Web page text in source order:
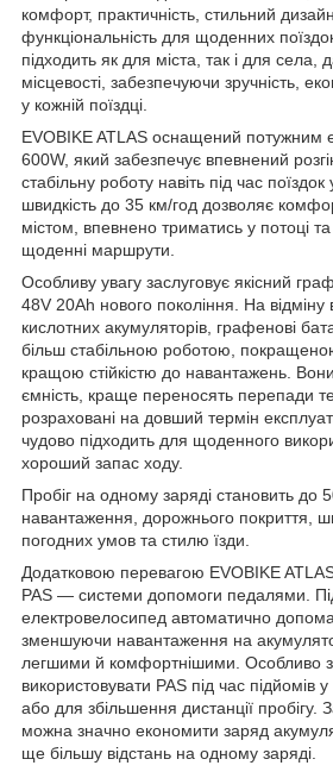
комфорт, практичність, стильний
функціональність для щоденних
підходить як для міста, так і для села,
місцевості, забезпечуючи зручність,
у кожній поїздці.
EVOBIKE ATLAS оснащений потужним
600W, який забезпечує впевнений
стабільну роботу навіть під час
швидкість до 35 км/год дозволяє
містом, впевнено триматись у потоці
щоденні маршрути.
Особливу увагу заслуговує якісний
48V 20Ah нового покоління. На відміну
кислотних акумуляторів, графенові
більш стабільною роботою,
кращою стійкістю до навантажень.
ємність, краще переносять перепади
розраховані на довший термін
чудово підходить для щоденного
хороший запас ходу.
Пробіг на одному заряді становить до
навантаження, дорожнього покриття,
погодних умов та стилю їзди.
Додатковою перевагою EVOBIKE
PAS — системи допомоги педалями.
електровелосипед автоматично
зменшуючи навантаження на
легшими й комфортнішими. Особливо
використовувати PAS під час підйомів
або для збільшення дистанції пробігу.
можна значно економити заряд
ще більшу відстань на одному заряді.